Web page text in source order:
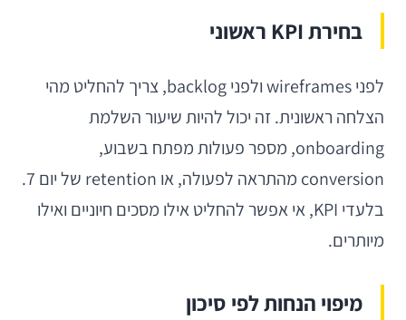
בחירת KPI ראשוני
לפני wireframes ולפני backlog, צריך להחליט מהי
הצלחה ראשונית. זה יכול להיות שיעור השלמת
onboarding, מספר פעולות מפתח בשבוע,
conversion מהתראה לפעולה, או retention של יום 7.
בלעדי KPI, אי אפשר להחליט אילו מסכים חיוניים ואילו
מיותרים.
מיפוי הנחות לפי סיכון